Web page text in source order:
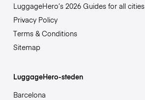
LuggageHero’s 2026 Guides for all cities
Privacy Policy
Terms & Conditions
Sitemap
LuggageHero-steden
Barcelona